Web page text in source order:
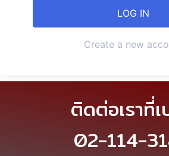
Create a new
ติดต่อเราที่
02-114-